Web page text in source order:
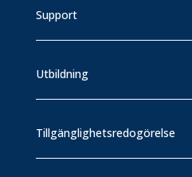
Support
Utbildning
Tillgänglighetsredogörelse